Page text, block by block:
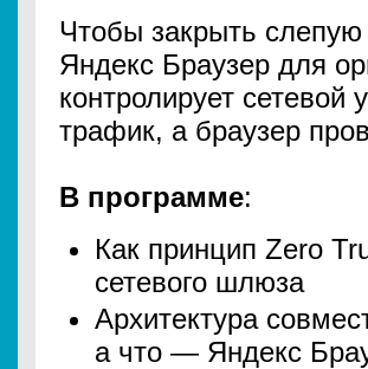
Чтобы закрыть
Яндекс Браузер для
контролирует сетевой
трафик, а браузер
В программе:
Как принцип Zero
сетевого шлюза
Архитектура
а что — Яндекс